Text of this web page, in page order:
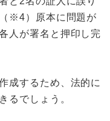
※4）原本に問題が
人が署名と押印し完
成するため、法的に
るでしょう。